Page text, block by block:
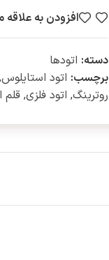
افزودن به علاقه
دسته: اتود‌ها
برچسب: اتود استایلوس,
روترینگ, اتود فلزی, قلم